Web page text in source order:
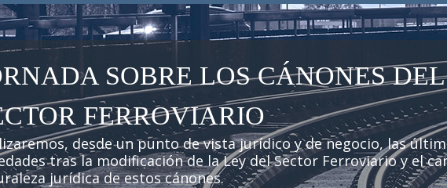
SOBRE LOS CÁNONES DEL
FERROVIARIO
desde un punto de vista jurídico y de negocio, las
tras la modificación de la Ley del Sector Ferroviario y el
jurídica de estos cánones.